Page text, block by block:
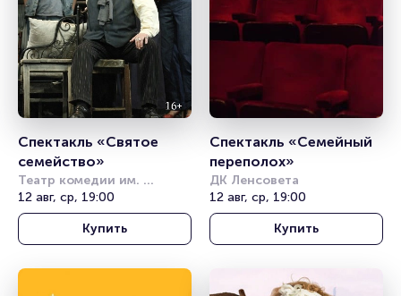
Спектакль «Святое
семейство»
Театр комедии им.
Акимова
12 авг, ср, 19:00
Купить
Спектакль «Семейный
переполох»
ДК Ленсовета
12 авг, ср, 19:00
Купить